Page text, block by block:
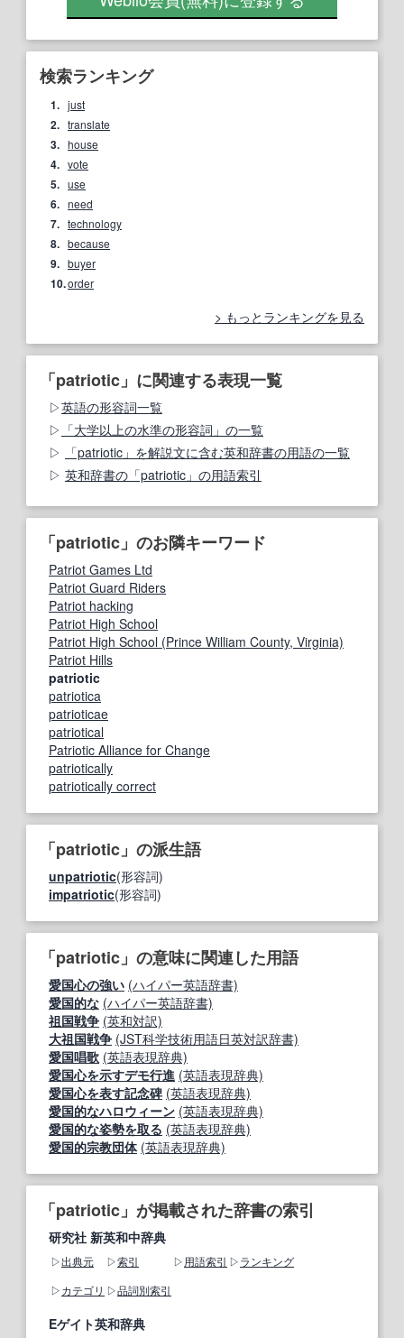
検索ランキング
1. just
2. translate
3. house
4. vote
5. use
6. need
7. technology
8. because
9. buyer
10.order
もっとランキングを見る
「patriotic」に関連する表現一覧
英語の形容詞一覧
「大学以上の水準の形容詞」の一覧
「patriotic」を解説文に含む英和辞書の用語の一覧
英和辞書の「patriotic」の用語索引
「patriotic」のお隣キーワード
Patriot Games Ltd
Patriot Guard Riders
Patriot hacking
Patriot High School
Patriot High School (Prince William County, Virginia)
Patriot Hills
patriotic
patriotica
patrioticae
patriotical
Patriotic Alliance for Change
patriotically
patriotically correct
「patriotic」の派生語
unpatriotic(形容詞)
impatriotic(形容詞)
「patriotic」の意味に関連した用語
愛国心の強い (ハイパー英語辞書)
愛国的な (ハイパー英語辞書)
祖国戦争 (英和対訳)
大祖国戦争 (JST科学技術用語日英対訳辞書)
愛国唱歌 (英語表現辞典)
愛国心を示すデモ行進 (英語表現辞典)
愛国心を表す記念碑 (英語表現辞典)
愛国的なハロウィーン (英語表現辞典)
愛国的な姿勢を取る (英語表現辞典)
愛国的宗教団体 (英語表現辞典)
「patriotic」が掲載された辞書の索引
研究社 新英和中辞典
出典元 索引 用語索引
ランキング
カテゴリ
品詞別索引
Eゲイト英和辞典